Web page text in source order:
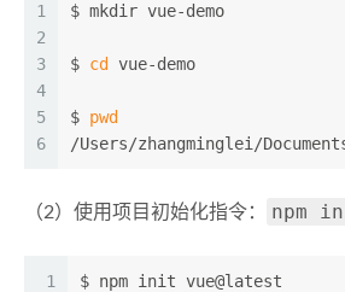
1
2
3
4
5
6
$ mkdir vue-demo
$ cd vue-demo
$ pwd
/Users/zhangminglei/
（2）使用项目初始化指令： npm
1
$ npm init vue@latest